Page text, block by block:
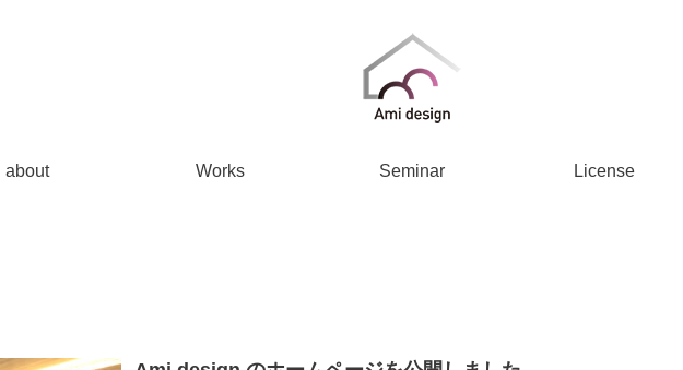
about Works Seminar License